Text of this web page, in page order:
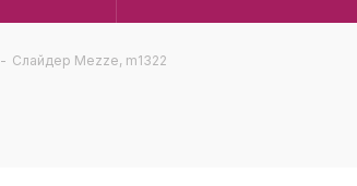
- Слайдер Mezze, m1322